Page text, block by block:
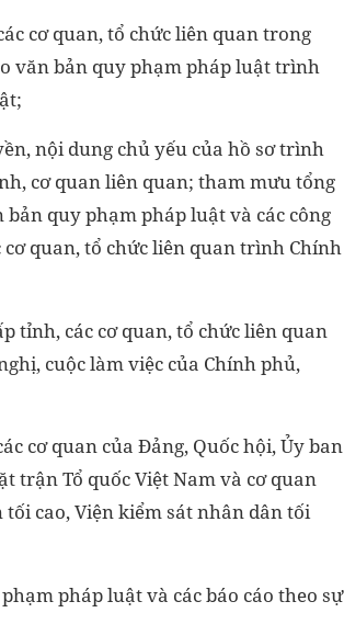
cơ quan, tổ chức liên quan trong
văn bản quy phạm pháp luật trình
nội dung chủ yếu của hồ sơ trình
cơ quan liên quan; tham mưu tổng
bản quy phạm pháp luật và các công
cơ quan, tổ chức liên quan trình Chính
tỉnh, các cơ quan, tổ chức liên quan
cuộc làm việc của Chính phủ,
cơ quan của Đảng, Quốc hội, Ủy ban
trận Tổ quốc Việt Nam và cơ quan
cao, Viện kiểm sát nhân dân tối
pháp luật và các báo cáo theo sự